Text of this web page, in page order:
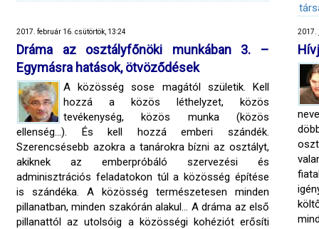
2017. február 16. csütörtök, 13:24
Dráma az osztályfőnöki munkában 3. –
Egymásra hatások, ötvöződések
A közösség sose magától születik. Kell
hozzá a közös léthelyzet, közös
tevékenység, közös munka (közös
ellenség…). És kell hozzá emberi szándék.
Szerencsésebb azokra a tanárokra bízni az osztályt,
akiknek az emberpróbáló szervezési és
adminisztrációs feladatokon túl a közösség építése
is szándéka. A közösség természetesen minden
pillanatban, minden szakórán alakul… A dráma az első
pillanattól az utolsóig a közösségi kohéziót erősíti
2017.